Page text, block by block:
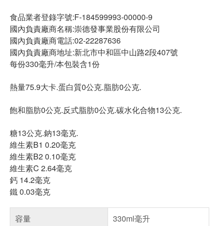
食品業者登錄字號:F-184599993-00000-9
國內負責廠商名稱:崇德發事業股份有限公司
國內負責廠商電話:02-22287636
國內負責廠商地址:新北市中和區中山路2段407號
每份330毫升/本包裝含1份
熱量75.9大卡.蛋白質0公克.脂肪0公克.
飽和脂肪0公克.反式脂肪0公克.碳水化合物13公克.
糖13公克.鈉13毫克.
維生素B1 0.20毫克
維生素B2 0.10毫克
維生素C 2.64毫克
鈣 14.2毫克
鐵 0.03毫克
容量
330ml毫升